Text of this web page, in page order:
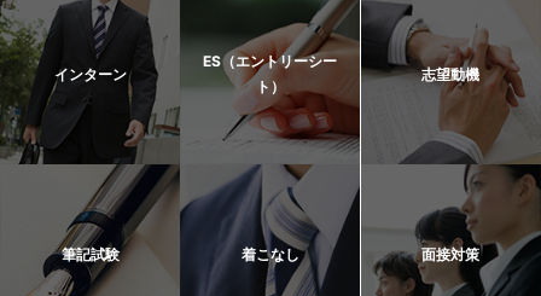
インターン
ES（エントリーシー
ト）
志望動機
筆記試験 着こなし 面接対策